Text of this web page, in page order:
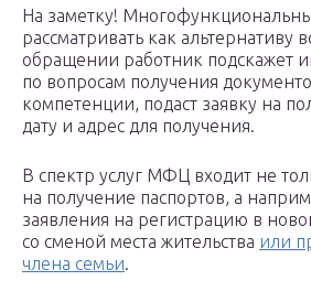
На заметку!
рассматривать как альтернативу
обращении работник подскажет
по вопросам получения
компетенции, подаст заявку на
дату и адрес для получения.
В спектр услуг МФЦ входит не
на получение паспортов, а
заявления на регистрацию в
со сменой места жительства или
члена семьи.